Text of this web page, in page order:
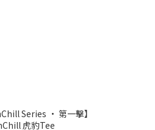
Series • 第一擊】
虎豹Tee